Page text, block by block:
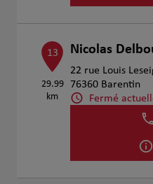
13
29.99
km
Nicolas
22 rue Louis
76360 Barentin
Fermé